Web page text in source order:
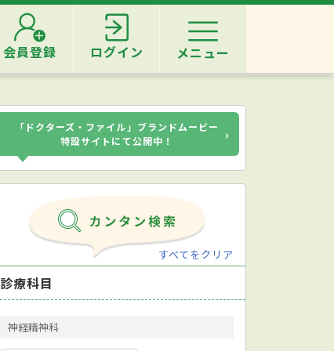
会員登録 ログイン メニュー
「ドクターズ・ファイル」ブランドムービー
特設サイトにて公開中！
›
すべてをクリア
診療科目
神経精神科